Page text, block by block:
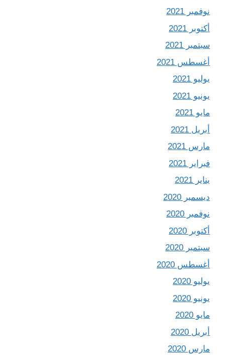
نوفمبر 2021
أكتوبر 2021
سبتمبر 2021
أغسطس 2021
يوليو 2021
يونيو 2021
مايو 2021
أبريل 2021
مارس 2021
فبراير 2021
يناير 2021
ديسمبر 2020
نوفمبر 2020
أكتوبر 2020
سبتمبر 2020
أغسطس 2020
يوليو 2020
يونيو 2020
مايو 2020
أبريل 2020
مارس 2020